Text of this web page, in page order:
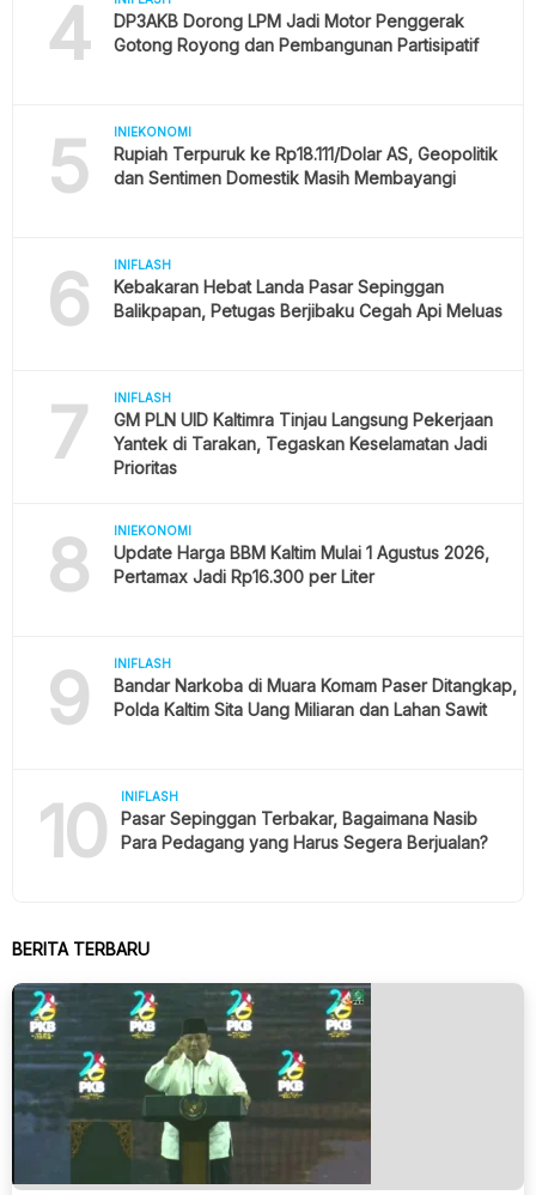
4
DP3AKB Dorong LPM Jadi Motor Penggerak
Gotong Royong dan Pembangunan Partisipatif
5 INIEKONOMI
Rupiah Terpuruk ke Rp18.111/Dolar AS, Geopolitik
dan Sentimen Domestik Masih Membayangi
6 INIFLASH
Kebakaran Hebat Landa Pasar Sepinggan
Balikpapan, Petugas Berjibaku Cegah Api Meluas
7 INIFLASH
GM PLN UID Kaltimra Tinjau Langsung Pekerjaan
Yantek di Tarakan, Tegaskan Keselamatan Jadi
Prioritas
8 INIEKONOMI
Update Harga BBM Kaltim Mulai 1 Agustus 2026,
Pertamax Jadi Rp16.300 per Liter
9 INIFLASH
Bandar Narkoba di Muara Komam Paser Ditangkap,
Polda Kaltim Sita Uang Miliaran dan Lahan Sawit
10 INIFLASH
Pasar Sepinggan Terbakar, Bagaimana Nasib
Para Pedagang yang Harus Segera Berjualan?
BERITA TERBARU